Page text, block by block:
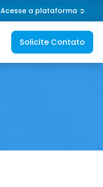
Acesse a plataforma ➲
Solicite Contato